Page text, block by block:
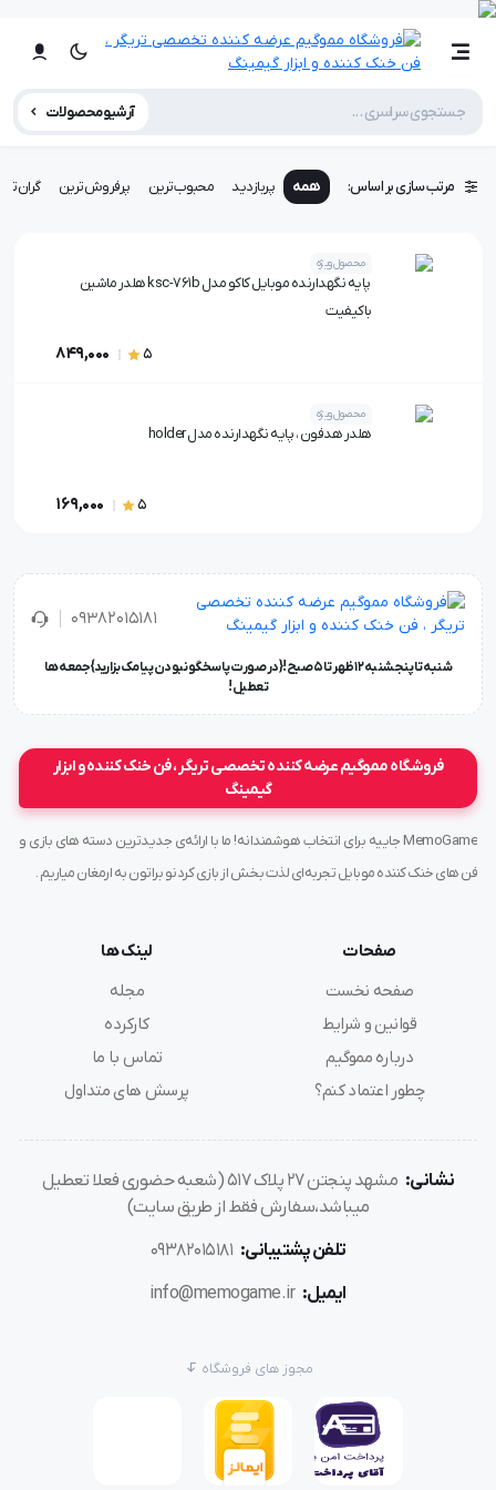
آرشیو محصولات
مرتب سازی بر اساس: همه پربازدید محبوب‌ترین پرفروش‌ترین
محصول ویژه
پایه نگهدارنده موبایل کاکو مدل ksc-761b هلدر ماشین
باکیفیت
5
849,000
محصول ویژه
هلدر هدفون ، پایه نگهدارنده مدل holder
5
169,000
۰۹۳۸۲۰۱۵۱۸۱
شنبه تا پنجشنبه ۱۲ ظهر تا 5 صبح!{در صورت پاسخگو نبودن پیامک بزارید} جمعه ها
تعطیل !
فروشگاه مموگیم عرضه کننده تخصصی تریگر ، فن خنک کننده و ابزار
گیمینگ
MemoGame جاییه برای انتخاب هوشمندانه! ما با ارائه‌ی جدیدترین دسته های بازی و
فن های خنک کننده موبایل تجربه‌ای لذت بخش از بازی کردنو براتون به ارمغان میاریم .
صفحات
صفحه نخست
قوانین و شرایط
درباره مموگیم
چطور اعتماد کنم؟
لینک ها
مجله
کارکرده
تماس با ما
پرسش های متداول
نشانی:
مشهد پنجتن ۲۷ پلاک ۵۱۷ (شعبه حضوری فعلا تعطیل
میباشد،سفارش فقط از طریق سایت)
تلفن پشتیبانی: ۰۹۳۸۲۰۱۵۱۸۱
ایمیل: info@memogame.ir
مجوز های فروشگاه